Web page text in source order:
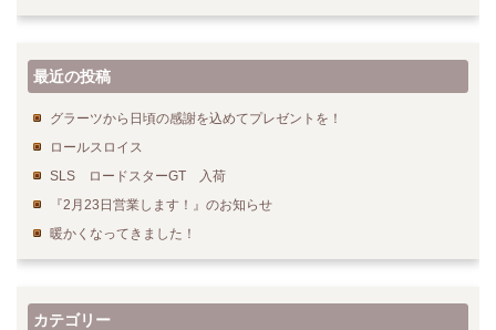
最近の投稿
グラーツから日頃の感謝を込めてプレゼントを！
ロールスロイス
SLS ロードスターGT 入荷
『2月23日営業します！』のお知らせ
暖かくなってきました！
カテゴリー